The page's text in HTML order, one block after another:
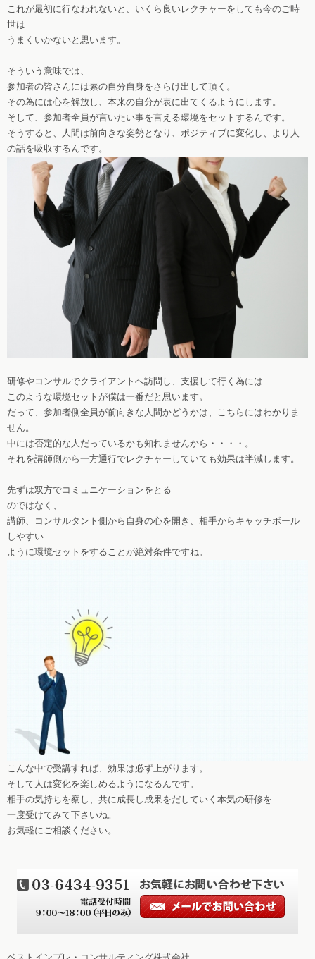
これが最初に行なわれないと、いくら良いレクチャーをしても今のご時
世は
うまくいかないと思います。
そういう意味では、
参加者の皆さんには素の自分自身をさらけ出して頂く。
その為には心を解放し、本来の自分が表に出てくるようにします。
そして、参加者全員が言いたい事を言える環境をセットするんです。
そうすると、人間は前向きな姿勢となり、ポジティブに変化し、より人
の話を吸収するんです。
研修やコンサルでクライアントへ訪問し、支援して行く為には
このような環境セットが僕は一番だと思います。
だって、参加者側全員が前向きな人間かどうかは、こちらにはわかりま
せん。
中には否定的な人だっているかも知れませんから・・・・。
それを講師側から一方通行でレクチャーしていても効果は半減します。
先ずは双方でコミュニケーションをとる
のではなく、
講師、コンサルタント側から自身の心を開き、相手からキャッチボール
しやすい
ように環境セットをすることが絶対条件ですね。
こんな中で受講すれば、効果は必ず上がります。
そして人は変化を楽しめるようになるんです。
相手の気持ちを察し、共に成長し成果をだしていく本気の研修を
一度受けてみて下さいね。
お気軽にご相談ください。